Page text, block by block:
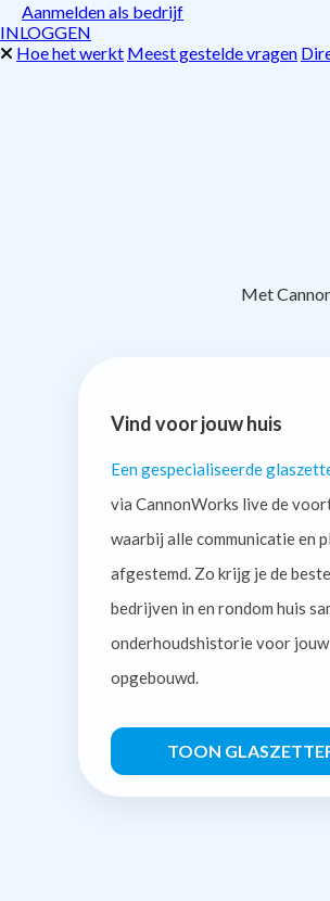
Aanmelden als bedrijf
INLOGGEN
Hoe het werkt Meest gestelde vragen
Met
Vind voor jouw huis
Een gespecialiseerde
via CannonWorks live de
waarbij alle communicatie en
afgestemd. Zo krijg je de
bedrijven in en rondom huis
onderhoudshistorie voor
opgebouwd.
TOON